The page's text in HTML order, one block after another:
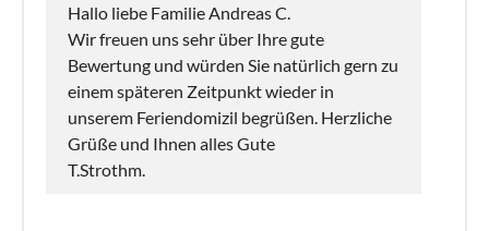
Hallo liebe Familie Andreas C.
Wir freuen uns sehr über Ihre gute
Bewertung und würden Sie natürlich gern zu
einem späteren Zeitpunkt wieder in
unserem Feriendomizil begrüßen. Herzliche
Grüße und Ihnen alles Gute
T.Strothm.